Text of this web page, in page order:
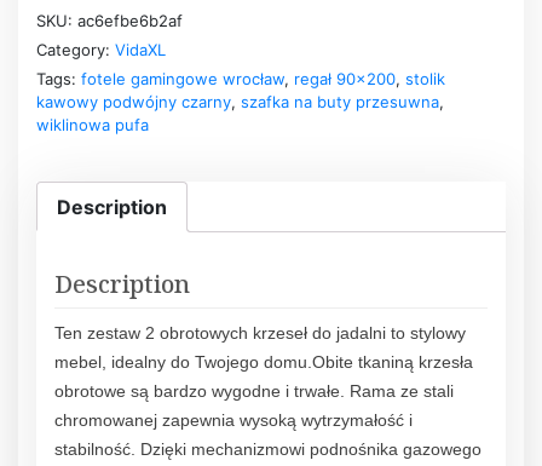
SKU: ac6efbe6b2af
Category: VidaXL
Tags: fotele gamingowe wrocław, regał 90x200, stolik
kawowy podwójny czarny, szafka na buty przesuwna,
wiklinowa pufa
Description
Description
Ten zestaw 2 obrotowych krzeseł do jadalni to stylowy
mebel, idealny do Twojego domu.Obite tkaniną krzesła
obrotowe są bardzo wygodne i trwałe. Rama ze stali
chromowanej zapewnia wysoką wytrzymałość i
stabilność. Dzięki mechanizmowi podnośnika gazowego